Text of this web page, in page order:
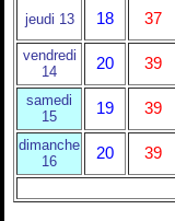
jeudi 13 18 37
vendredi
14
20 39
samedi
15
19 39
dimanche
16
20
39